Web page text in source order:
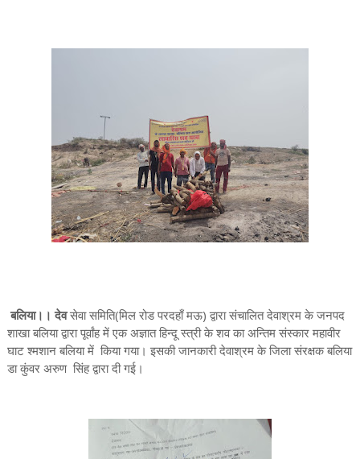
बलिया।। देवसेवा समिति(मिल रोड परदहाँ मऊ) द्वारा संचालित देवाश्रम के जनपद
शाखा बलिया द्वारा पूर्वांह में एक अज्ञात हिन्दू स्त्री के शव का अन्तिम संस्कार महावीर
घाट श्मशान बलिया में किया गया। इसकी जानकारी देवाश्रम के जिला संरक्षक बलिया
डा कुंवर अरुण सिंह द्वारा दी गई।